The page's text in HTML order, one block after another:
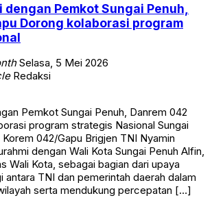
Pemkot Sungai Penuh,
Dorong kolaborasi program
Selasa, 5 Mei 2026
Redaksi
Pemkot Sungai Penuh, Danrem 042
program strategis Nasional Sungai
Korem 042/Gapu Brigjen TNI Nyamin
dengan Wali Kota Sungai Penuh Alfin,
Wali Kota, sebagai bagian dari upaya
antara TNI dan pemerintah daerah dalam
serta mendukung percepatan […]